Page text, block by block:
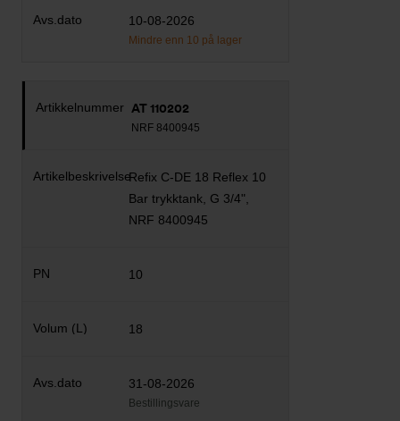
10-08-2026
Mindre enn 10 på lager
AT 110202
NRF 8400945
Refix C-DE 18 Reflex 10
Bar trykktank, G 3/4",
NRF 8400945
10
18
31-08-2026
Bestillingsvare